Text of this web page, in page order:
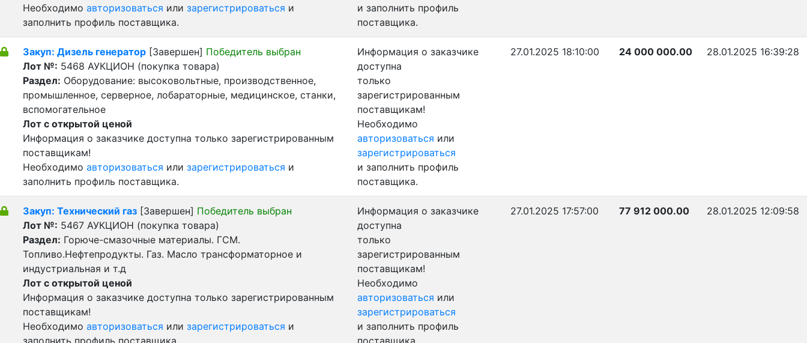
Необходимо авторизоваться или зарегистрироваться и
заполнить профиль поставщика.
и заполнить профиль
поставщика.
Закуп: Дизель генератор [Завершен] Победитель выбран
Лот №: 5468 АУКЦИОН (покупка товара)
Раздел: Оборудование: высоковольтные, производственное,
промышленное, серверное, лобараторные, медицинское, станки,
вспомогательное
Лот с открытой ценой
Информация о заказчике доступна только зарегистрированным
поставщикам!
Необходимо авторизоваться или зарегистрироваться и
заполнить профиль поставщика.
Информация о заказчике
доступна
только
зарегистрированным
поставщикам!
Необходимо
авторизоваться или
зарегистрироваться
и заполнить профиль
поставщика.
27.01.2025 18:10:00 24 000 000.00 28.01.2025 16:39:28
Закуп: Технический газ [Завершен] Победитель выбран
Лот №: 5467 АУКЦИОН (покупка товара)
Раздел: Горюче-смазочные материалы. ГСМ.
Топливо.Нефтепродукты. Газ. Масло трансформаторное и
индустриальная и т.д
Лот с открытой ценой
Информация о заказчике доступна только зарегистрированным
поставщикам!
Необходимо авторизоваться или зарегистрироваться и
заполнить профиль поставщика.
Информация о заказчике
доступна
только
зарегистрированным
поставщикам!
Необходимо
авторизоваться или
зарегистрироваться
и заполнить профиль
поставщика.
27.01.2025 17:57:00 77 912 000.00 28.01.2025 12:09:58